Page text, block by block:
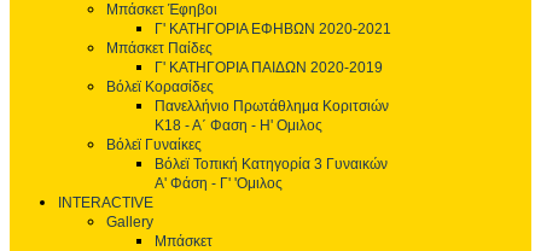
Μπάσκετ Έφηβοι
Γ' ΚΑΤΗΓΟΡΙΑ ΕΦΗΒΩΝ 2020-2021
Μπάσκετ Παίδες
Γ' ΚΑΤΗΓΟΡΙΑ ΠΑΙΔΩΝ 2020-2019
Βόλεϊ Κορασίδες
Πανελλήνιο Πρωτάθλημα Κοριτσιών
Κ18 - Α΄ Φαση - H' Ομιλος
Βόλεϊ Γυναίκες
Βόλεϊ Τοπική Κατηγορία 3 Γυναικών
Α' Φάση - Γ' 'Ομιλος
INTERACTIVE
Gallery
Μπάσκετ